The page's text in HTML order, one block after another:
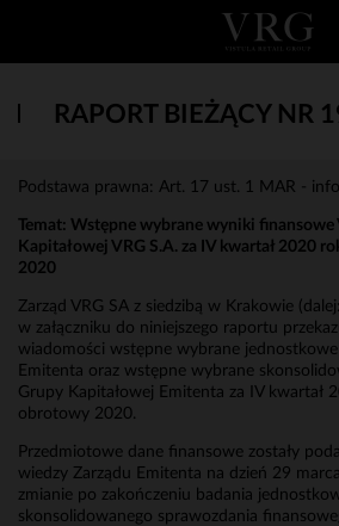
RAPORT BIEŻĄCY NR
Podstawa prawna: Art. 17 ust. 1 MAR -
Temat: Wstępne wybrane wyniki finansowe
Kapitałowej VRG S.A. za IV kwartał 2020
2020
Zarząd VRG SA z siedzibą w Krakowie
w załączniku do niniejszego raportu
wiadomości wstępne wybrane
Emitenta oraz wstępne wybrane
Grupy Kapitałowej Emitenta za IV kwartał
obrotowy 2020.
Przedmiotowe dane finansowe zostały
wiedzy Zarządu Emitenta na dzień 29
zmianie po zakończeniu badania
skonsolidowanego sprawozdania